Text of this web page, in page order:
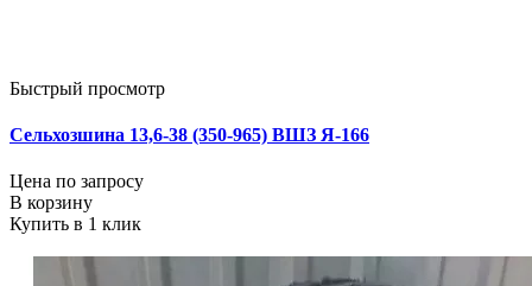
Быстрый просмотр
Сельхозшина 13,6-38 (350-965) ВШЗ Я-166
Цена по запросу
В корзину
Купить в 1 клик